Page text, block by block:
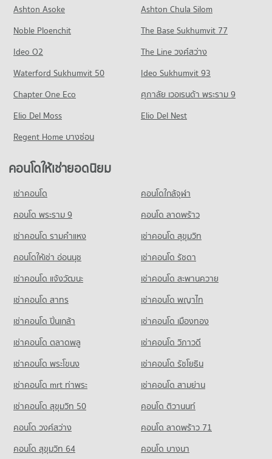
ขายคอนโด เดอะ พาซิโอ พาร์ค กาญจนาภิเษก
227 โครงการ
คอนโดให้เช่า เดอะ มอลล์ บางแค
มีคอนโดขาย 248 ประกาศ
คอนโด เทสโก้โลตัส บางแค
คอนโดให้เช่า เทสโก้โลตัส บางแค
มีคอนโดให้เช่า 147 ประกาศ
มีคอนโดขาย 414 ประกาศ
Ashton Asoke
Ashton Chula Silom
Noble Ploenchit
The Base Sukhumvit 77
Ideo O2
The Line วงศ์สว่าง
Waterford Sukhumvit 50
Ideo Sukhumvit 93
Chapter One Eco
ศุภาลัย เวอเรนด้า พระราม 9
Elio Del Moss
Elio Del Nest
Regent Home บางซ่อน
คอนโดให้เช่ายอดนิยม
เช่าคอนโด
คอนโดใกล้จุฬา
คอนโด พระราม 9
คอนโด ลาดพร้าว
เช่าคอนโด รามคําแหง
เช่าคอนโด สุขุมวิท
คอนโดให้เช่า อ่อนนุช
เช่าคอนโด รัชดา
เช่าคอนโด แจ้งวัฒนะ
เช่าคอนโด สะพานควาย
เช่าคอนโด สาทร
เช่าคอนโด พญาไท
เช่าคอนโด ปิ่นเกล้า
เช่าคอนโด เมืองทอง
เช่าคอนโด ตลาดพลู
เช่าคอนโด วิภาวดี
เช่าคอนโด พระโขนง
เช่าคอนโด รัชโยธิน
เช่าคอนโด mrt ท่าพระ
เช่าคอนโด สามย่าน
เช่าคอนโด สุขุมวิท 50
คอนโด ติวานนท์
คอนโด วงศ์สว่าง
คอนโด ลาดพร้าว 71
คอนโด สุขุมวิท 64
คอนโด บางนา